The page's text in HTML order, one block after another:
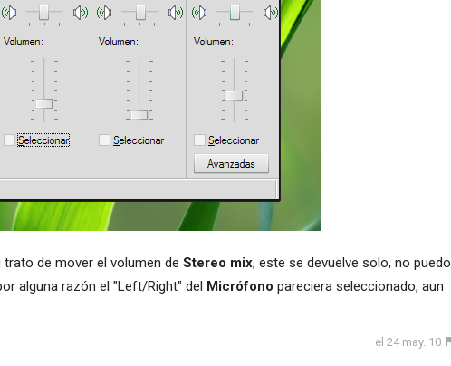
trato de mover el volumen de Stereo mix, este se devuelve solo, no puedo
alguna razón el "Left/Right" del Micrófono pareciera seleccionado, aun
el 24 may. 10